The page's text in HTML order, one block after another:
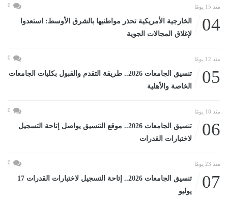
منذ 15 يومًا 0
04
الخارجية الأمريكية تحذر مواطنيها بالشرق الأوسط: استعدوا
لإغلاق المجالات الجوية
منذ 12 يومًا 0
05
تنسيق الجامعات 2026.. طريقة التقدم والقبول بكليات الجامعات
الخاصة والأهلية
منذ 18 يومًا 0
06
تنسيق الجامعات 2026.. موقع التنسيق يواصل إتاحة التسجيل
لاختبارات القدرات
منذ 23 يومًا 0
07
تنسيق الجامعات 2026.. إتاحة التسجيل لاختبارات القدرات 17
يوليو